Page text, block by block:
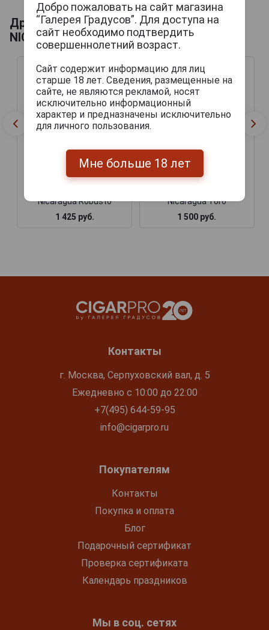
Другие продукты бренда JOYA DE
NICARAGUA
Сигары Joya de
Nicaragua Robusto
1 425 руб.
Сигары Joya de
Nicaragua Toro
1 500 руб.
Контакты
г. Москва, Серпуховский вал, д. 5
Ежедневно с 10:00 до 22:00
+7(495) 644-59-95
info@cigarpro.ru
Покупателям
Контакты
Покупка и оплата
Блог
Подарочный сертификат
Проверка сертификата
Календарь праздников
Мы в соц. сетях
Добро пожаловать на сайт магазина
“Галерея Градусов”. Для доступа на
сайт необходимо подтвердить
совершеннолетний возраст.
Сайт содержит информацию для лиц
старше 18 лет. Сведения, размещенные на
сайте, не являются рекламой, носят
исключительно информационный
характер и предназначены исключительно
для личного пользования.
Мне больше 18 лет